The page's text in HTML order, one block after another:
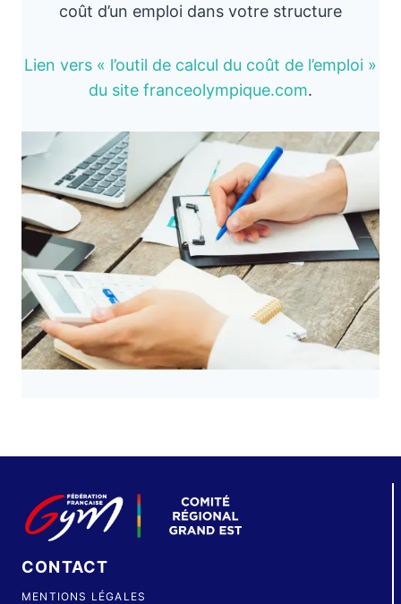
coût d’un emploi dans votre structure
Lien vers « l’outil de calcul du coût de l’emploi »
du site franceolympique.com.
CONTACT
MENTIONS LÉGALES